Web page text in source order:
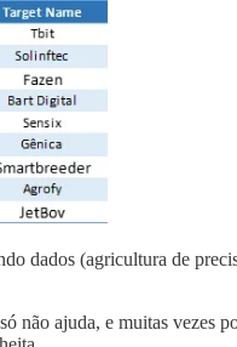
dados (agricultura de
não ajuda, e muitas vezes